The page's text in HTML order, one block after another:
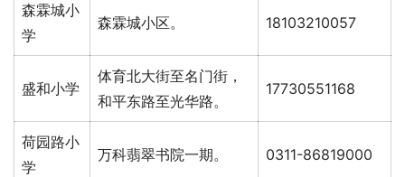
森霖城小
学
森霖城小区。 18103210057
盛和小学
体育北大街至名门街，
和平东路至光华路。
17730551168
荷园路小
学
万科翡翠书院一期。 0311-86819000